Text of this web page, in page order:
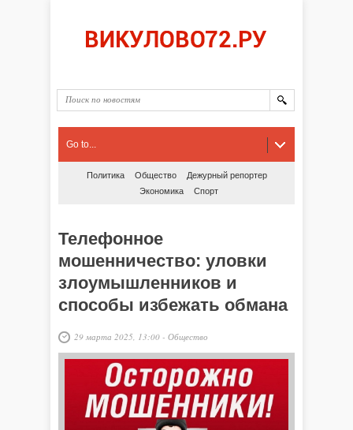
Go to...
Политика Общество
Дежурный репортер
Экономика
Спорт
Телефонное
мошенничество: уловки
злоумышленников и
способы избежать обмана
29 марта 2025, 13:00 - Общество